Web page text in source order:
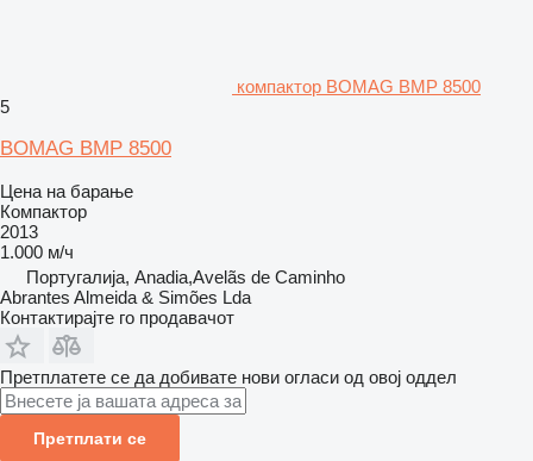
компактор BOMAG BMP 8500
5
BOMAG BMP 8500
Цена на барање
Компактор
2013
1.000 м/ч
Португалија, Anadia,Avelãs de Caminho
Abrantes Almeida & Simões Lda
Контактирајте го продавачот
Претплатете се да добивате нови огласи од овој оддел
Претплати се